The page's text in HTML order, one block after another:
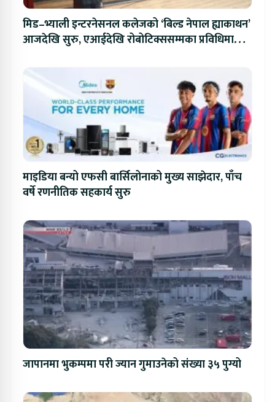
मिड–भ्याली इन्टरनेसनल कलेजको ‘बिल्ड नेपाल ह्याकाथन’
आजदेखि सुरु, एआईदेखि रोबोटिक्ससम्मका प्रविधिमा
माइडिया बन्यो एफसी बार्सिलोनाको मुख्य साझेदार, पाँच
वर्षे रणनीतिक सहकार्य सुरु
जापानमा भुकम्पमा परी ज्यान गुमाउनेको संख्या ३५ पुग्यो